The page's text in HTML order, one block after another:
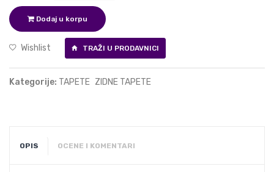
Dodaj u korpu
Wishlist TRAŽI U PRODAVNICI
Kategorije: TAPETE ZIDNE TAPETE
OPIS OCENE I KOMENTARI